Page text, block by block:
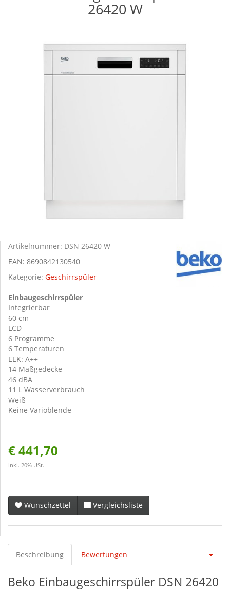
26420 W
Artikelnummer: DSN 26420 W
EAN: 8690842130540
Kategorie: Geschirrspüler
Einbaugeschirrspüler
Integrierbar
60 cm
LCD
6 Programme
6 Temperaturen
EEK: A++
14 Maßgedecke
46 dBA
11 L Wasserverbrauch
Weiß
Keine Varioblende
€ 441,70
inkl. 20% USt.
Wunschzettel Vergleichsliste
Beschreibung Bewertungen
Beko Einbaugeschirrspüler DSN 26420